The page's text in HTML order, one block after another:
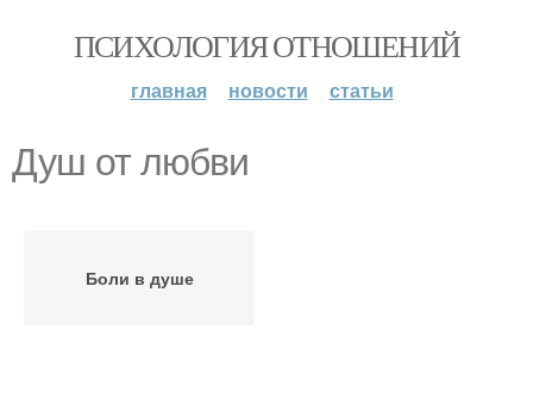
ПСИХОЛОГИЯ ОТНОШЕНИЙ
главная новости статьи
Душ от любви
Боли в душе